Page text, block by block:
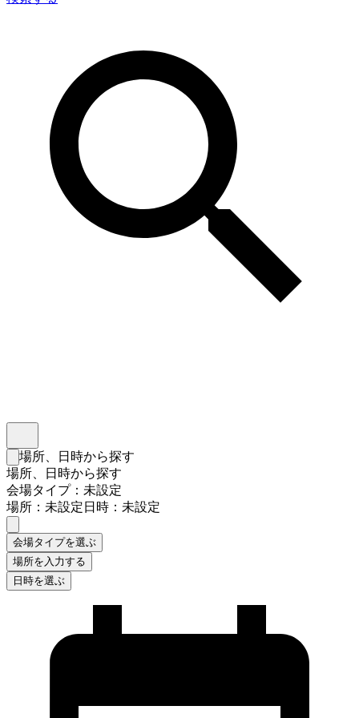
検索フォームを閉じる
場所、日時から探す
場所、日時から探す
会場タイプ：未設定
場所：未設定日時：未設定
会場タイプを選ぶ
場所を入力する
日時を選ぶ